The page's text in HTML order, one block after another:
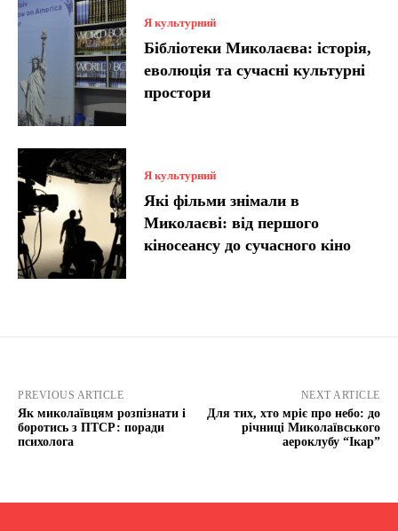
Я культурний
Бібліотеки Миколаєва: історія,
еволюція та сучасні культурні
простори
Я культурний
Які фільми знімали в
Миколаєві: від першого
кіносеансу до сучасного кіно
PREVIOUS ARTICLE
Як миколаївцям розпізнати і
боротись з ПТСР: поради
психолога
NEXT ARTICLE
Для тих, хто мріє про небо: до
річниці Миколаївського
аероклубу “Ікар”